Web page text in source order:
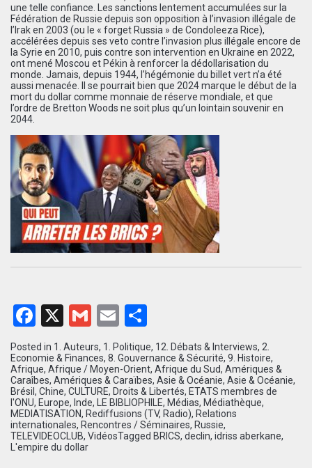
une telle confiance. Les sanctions lentement accumulées sur la
Fédération de Russie depuis son opposition à l’invasion illégale de
l’Irak en 2003 (ou le « forget Russia » de Condoleeza Rice),
accélérées depuis ses veto contre l’invasion plus illégale encore de
la Syrie en 2010, puis contre son intervention en Ukraine en 2022,
ont mené Moscou et Pékin à renforcer la dédollarisation du
monde. Jamais, depuis 1944, l’hégémonie du billet vert n’a été
aussi menacée. Il se pourrait bien que 2024 marque le début de la
mort du dollar comme monnaie de réserve mondiale, et que
l’ordre de Bretton Woods ne soit plus qu’un lointain souvenir en
2044.
Facebook
X Gmail
Email
Posted in 1. Auteurs, 1. Politique, 12. Débats & Interviews, 2.
Economie & Finances, 8. Gouvernance & Sécurité, 9. Histoire,
Afrique, Afrique / Moyen-Orient, Afrique du Sud, Amériques &
Caraîbes, Amériques & Caraïbes, Asie & Océanie, Asie & Océanie,
Brésil , Chine, CULTURE, Droits & Libertés, ETATS membres de
l'ONU, Europe, Inde, LE BIBLIOPHILE, Médias, Médiathèque,
MEDIATISATION, Rediffusions (TV, Radio), Relations
internationales, Rencontres / Séminaires, Russie,
TELEVIDEOCLUB, VidéosTagged BRICS, declin, idriss aberkane,
L'empire du dollar